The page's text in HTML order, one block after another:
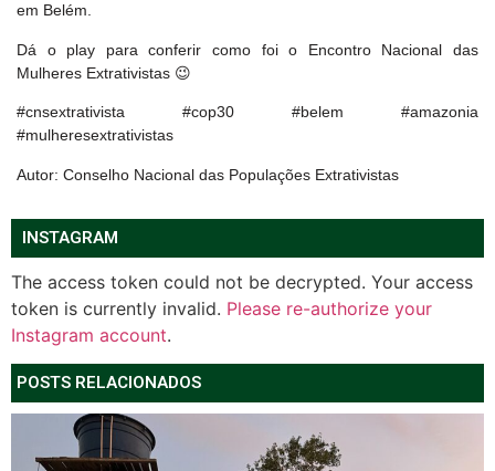
em Belém.
Dá o play para conferir como foi o Encontro Nacional das
Mulheres Extrativistas 😉
#cnsextrativista #cop30 #belem #amazonia
#mulheresextrativistas
Autor: Conselho Nacional das Populações Extrativistas
INSTAGRAM
The access token could not be decrypted. Your access
token is currently invalid. Please re-authorize your
Instagram account.
POSTS RELACIONADOS